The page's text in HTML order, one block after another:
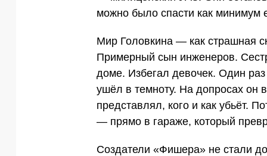
можно было спасти как минимум
Мир Головкина — как страшная
Примерный сын инженеров.
доме. Избегал девочек. Один
ушёл в темноту. На допросах он
представлял, кого и как убьёт.
— прямо в гараже, который
Создатели «Фишера» не стали